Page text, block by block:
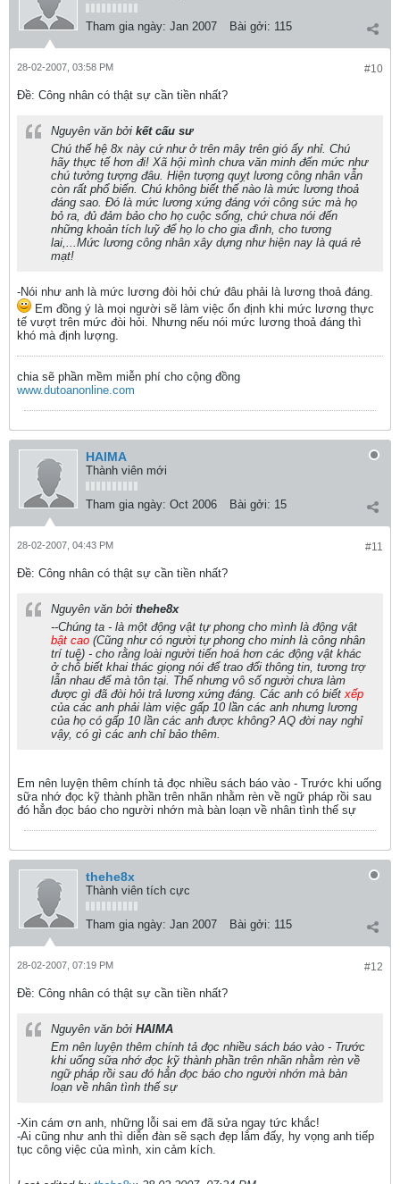
Tham gia ngày: Jan 2007 Bài gởi: 115
#10
28-02-2007, 03:58 PM
Ðề: Công nhân có thật sự cần tiền nhất?
Nguyên văn bởi kết cấu sư
Chú thế hệ 8x này cứ như ở trên mây trên gió ấy nhỉ. Chú
hãy thực tế hơn đi! Xã hội mình chưa văn minh đến mức như
chú tưởng tượng đâu. Hiện tượng quỵt lương công nhân vẫn
còn rất phổ biến. Chú không biết thế nào là mức lương thoả
đáng sao. Đó là mức lương xứng đáng với công sức mà họ
bỏ ra, đủ đảm bảo cho họ cuộc sống, chứ chưa nói đến
những khoản tích luỹ để họ lo cho gia đình, cho tương
lai,...Mức lương công nhân xây dựng như hiện nay là quá rẻ
mạt!
-Nói như anh là mức lương đòi hỏi chứ đâu phải là lương thoả đáng.
Em đồng ý là mọi người sẽ làm việc ổn định khi mức lương thực
tế vượt trên mức đòi hỏi. Nhưng nếu nói mức lương thoả đáng thì
khó mà định lượng.
chia sẽ phần mềm miễn phí cho cộng đồng
www.dutoanonline.com
HAIMA
Thành viên mới
Tham gia ngày: Oct 2006 Bài gởi: 15
#11
28-02-2007, 04:43 PM
Ðề: Công nhân có thật sự cần tiền nhất?
Nguyên văn bởi thehe8x
--Chúng ta - là một động vật tự phong cho mình là động vật
bật cao (Cũng như có người tự phong cho minh là công nhân
trí tuệ) - cho rằng loài người tiến hoá hơn các động vật khác
ở chỗ biết khai thác giọng nói để trao đổi thông tin, tương trợ
lẫn nhau để mà tôn tại. Thế nhưng vô số người chưa làm
được gì đã đòi hỏi trả lương xứng đáng. Các anh có biếtxếp
của các anh phải làm việc gấp 10 lần các anh nhưng lương
của họ có gấp 10 lần các anh được không? AQ đời nay nghỉ
vậy, có gì các anh chỉ bảo thêm.
Em nên luyện thêm chính tả đọc nhiều sách báo vào - Trước khi uống
sữa nhớ đọc kỹ thành phần trên nhãn nhằm rèn về ngữ pháp rồi sau
đó hẳn đọc báo cho người nhớn mà bàn loạn về nhân tình thế sự
thehe8x
Thành viên tích cực
Tham gia ngày: Jan 2007 Bài gởi: 115
#12
28-02-2007, 07:19 PM
Ðề: Công nhân có thật sự cần tiền nhất?
Nguyên văn bởi HAIMA
Em nên luyện thêm chính tả đọc nhiều sách báo vào - Trước
khi uống sữa nhớ đọc kỹ thành phần trên nhãn nhằm rèn về
ngữ pháp rồi sau đó hẳn đọc báo cho người nhớn mà bàn
loạn về nhân tình thế sự
-Xin cám ơn anh, những lỗi sai em đã sửa ngay tức khắc!
-Ai cũng như anh thì diễn đàn sẽ sạch đẹp lắm đấy, hy vọng anh tiếp
tục công việc của mình, xin cảm kích.